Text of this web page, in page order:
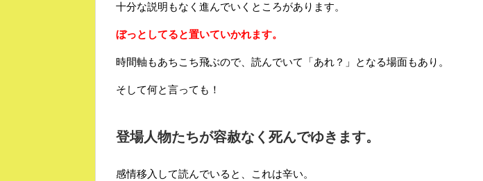
十分な説明もなく進んでいくところがあります。
ぼっとしてると置いていかれます。
時間軸もあちこち飛ぶので、読んでいて「あれ？」となる場面もあり。
そして何と言っても！
登場人物たちが容赦なく死んでゆきます。
感情移入して読んでいると、これは辛い。